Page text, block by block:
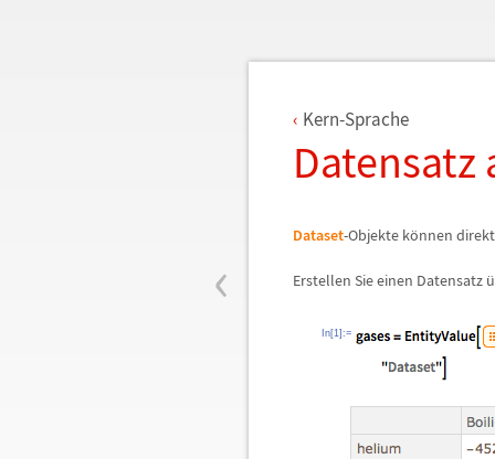
‹
Kern-Sprache
Dataset-Objekte können
Erstellen Sie einen Datensatz ü
In[1]:=